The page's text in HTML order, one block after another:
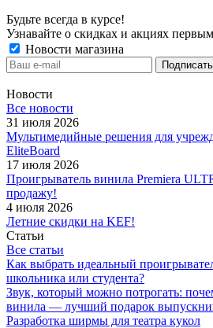
Будьте всегда в курсе!
Узнавайте о скидках и акциях первым
Новости магазина
Новости
Все новости
31 июля 2026
Мультимедийные решения для
EliteBoard
17 июля 2026
Проигрыватель винила Premiera
продажу!
4 июля 2026
Летние скидки на KEF!
Статьи
Все статьи
Как выбрать идеальный
школьника или студента?
Звук, который можно потрогать:
винила — лучший подарок
Разработка ширмы для театра кукол